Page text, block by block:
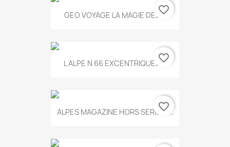
GEO VOYAGE LA MAGIE DES...
favorite_border
L ALPE N 66 EXCENTRIQUES...
favorite_border
ALPES MAGAZINE HORS SERIE N...
favorite_border